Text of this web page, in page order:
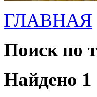
ГЛАВНАЯ
Поиск по
Найдено 1